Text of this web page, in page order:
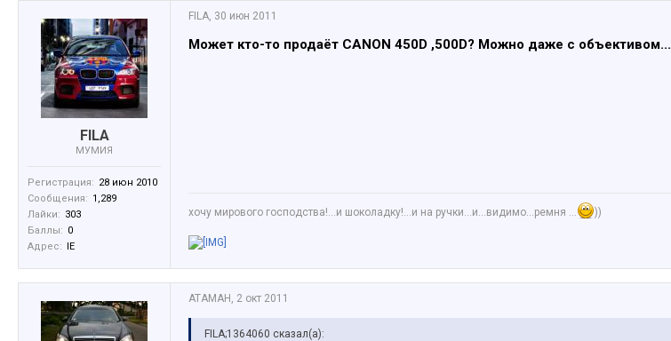
FILA
МУМИЯ
Регистрация: 28 июн 2010
Сообщения: 1,289
Лайки: 303
Баллы: 0
Адрес: IE
FILA, 30 июн 2011
Может кто-то продаёт CANON 450D ,500D? Можно даже с объективом...
хочу мирового господства!...и шоколадку!...и на ручки...и...видимо...ремня ... ))
АТАМАН , 2 окт 2011
FILA;1364060 сказал(а):